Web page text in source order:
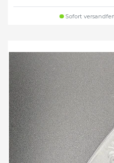
Sofort